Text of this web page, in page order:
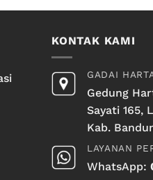
KONTAK KAMI
GADAI
Gedung
Sayati 165,
Kab.
LAYANAN
WhatsApp: